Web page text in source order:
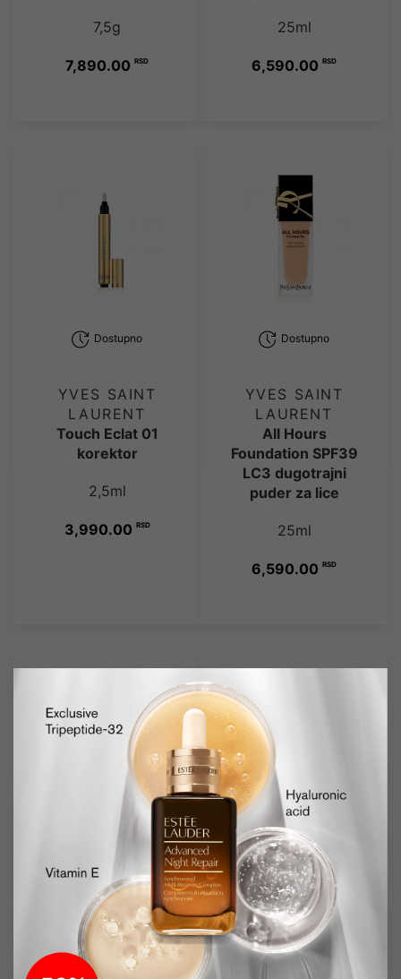
7,5g
7,890.00 RSD
25ml
6,590.00 RSD
Dostupno
YVES SAINT
LAURENT
Touch Eclat 01
korektor
2,5ml
3,990.00 RSD
Dostupno
YVES SAINT
LAURENT
All Hours
Foundation SPF39
LC3 dugotrajni
puder za lice
25ml
6,590.00 RSD
YVES SAINT
LAURENT
Touch Eclat 03
korektor
Dostupno
YVES SAINT
LAURENT
Vernis Orange 8
Sjaj za usne